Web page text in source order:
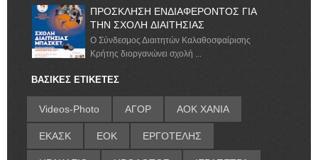
ΠΡΟΣΚΛΗΣΗ ΕΝΔΙΑΦΕΡΟΝΤΟΣ ΓΙΑ
ΤΗΝ ΣΧΟΛΗ ΔΙΑΙΤΗΣΙΑΣ
Ο Σύνδεσμος Διαιτητών Καλαθοσφαίρισης
Κρήτης διοργανώνει σχολή ...
ΒΑΣΙΚΕΣ ΕΤΙΚΕΤΕΣ
Videos-Photo ΑΓΟΡ ΑΟΚ ΧΑΝΙΑ
ΕΚΑΣΚ ΕΟΚ ΕΡΓΟΤΕΛΗΣ